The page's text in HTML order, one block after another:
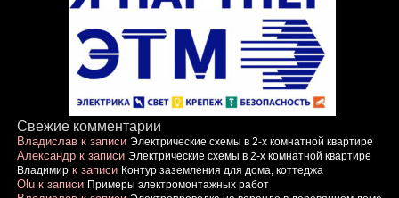
Свежие комментарии
Владислав к записи Электрические схемы в 2-х комнатной квартире
Александр к записи Электрические схемы в 2-х комнатной квартире
Владимир к записи Контур заземления для дома, коттеджа
Olu к записи Примеры электромонтажных работ